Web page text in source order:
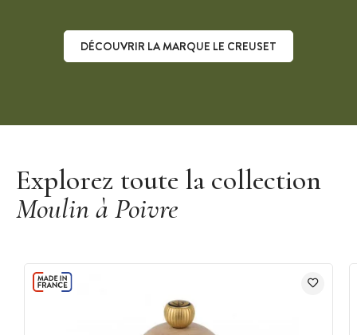
DÉCOUVRIR LA MARQUE LE CREUSET
Explorez toute la collection
Moulin à Poivre